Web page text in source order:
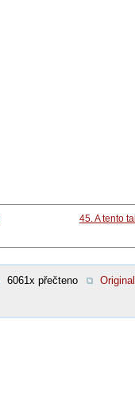
45. A tento
6061x přečteno
Original